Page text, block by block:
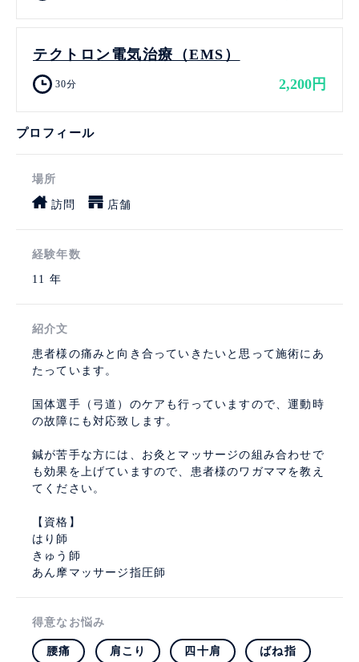
テクトロン電気治療（EMS）
30分 2,200円
プロフィール
場所
訪問 店舗
経験年数
11 年
紹介文
患者様の痛みと向き合っていきたいと思って施術にあ
たっています。
国体選手（弓道）のケアも行っていますので、運動時
の故障にも対応致します。
鍼が苦手な方には、お灸とマッサージの組み合わせで
も効果を上げていますので、患者様のワガママを教え
てください。
【資格】
はり師
きゅう師
あん摩マッサージ指圧師
得意なお悩み
腰痛 肩こり 四十肩 ばね指